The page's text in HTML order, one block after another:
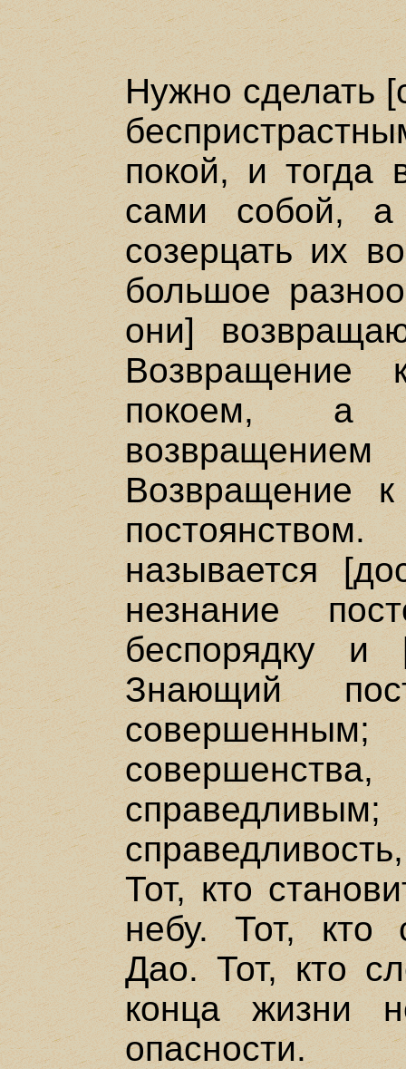
Нужно сделать
покой, и тогда
сами собой,
созерцать их
большое
они]
Возвращение
покоем, а
Возвращение
называется
незнание
беспорядку и
Знающий
Тот, кто
небу. Тот, кто
Дао. Тот, кто
конца жизни
опасности.